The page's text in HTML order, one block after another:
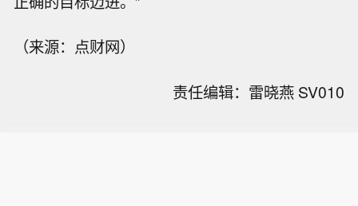
正如康师傅CEO魏宏丞先生
责任——为地球守护,尤其为下一代守护,为他们留
责任。经营企业也是如此,要思考如何长期创造经